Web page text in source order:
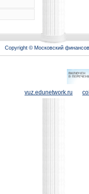
Copyright © Московский
vuz.edunetwork.ru